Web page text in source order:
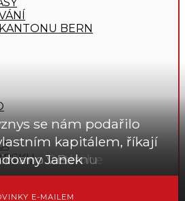
na Rothöhe
v Bernu
se nám podařilo
kapitálem, říkají
Janek
BERN
E-MAILEM